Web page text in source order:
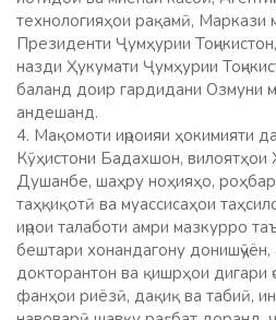
технологияҳои рақамӣ, Маркази
Президенти Ҷумҳурии
назди Ҳукумати Ҷумҳурии
баланд доир гардидани Озмуни
андешанд.
4. Мақомоти иҷроияи ҳокимияти
Кӯҳистони Бадахшон, вилоятҳои
Душанбе, шаҳру ноҳияҳо,
таҳқиқотӣ ва муассисаҳои
иҷрои талаботи амри мазкурро
бештари хонандагону донишҷӯён,
докторантон ва қишрҳои дигари
фанҳои риёзӣ, дақиқ ва табиӣ,